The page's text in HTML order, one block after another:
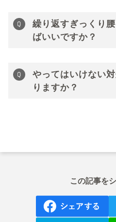
繰り返すぎっくり
ばいいですか？
やってはいけない
りますか？
この記事を